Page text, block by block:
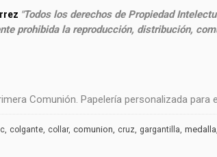
"Todos los derechos de Propiedad
prohibida la reproducción, distribución,
Comunión. Papelería personalizada
colgante collar comunion cruz gargantilla medalla